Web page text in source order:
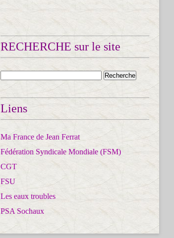
RECHERCHE sur le site
Liens
Ma France de Jean Ferrat
Fédération Syndicale Mondiale (FSM)
CGT
FSU
Les eaux troubles
PSA Sochaux